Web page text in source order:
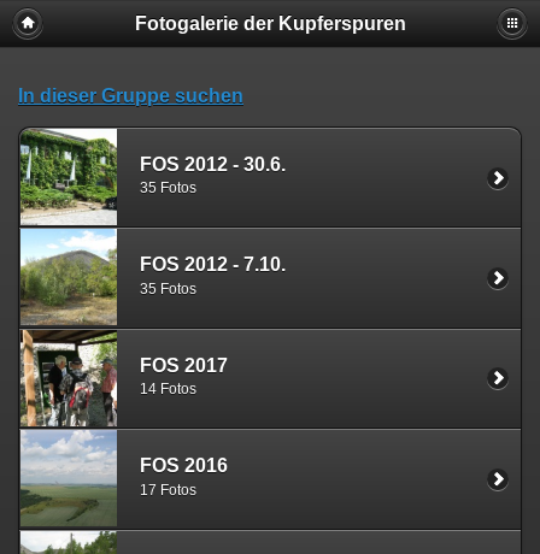
Fotogalerie der Kupferspuren
In dieser Gruppe suchen
FOS 2012 - 30.6.
35 Fotos
FOS 2012 - 7.10.
35 Fotos
FOS 2017
14 Fotos
FOS 2016
17 Fotos